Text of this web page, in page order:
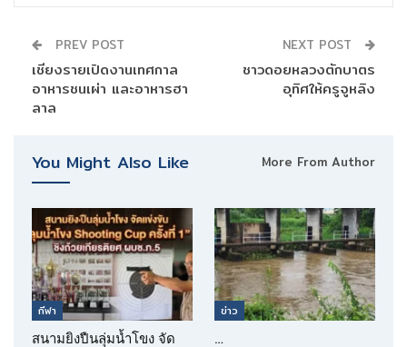
PREV POST
เชียงรายเปิดงานเทศกาล
อาหารชนเผ่า และอาหารฮา
ลาล
NEXT POST
ชาวดอยหลวงตักบาตร
อุทิศให้ครูจูหลิง
You Might Also Like More From Author
กีฬา
สนามยิงปืนลุ่มน้ำโขง จัด
ข่าว
…